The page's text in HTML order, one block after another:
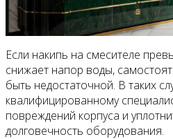
Если накипь на смесителе
снижает напор воды,
быть недостаточной. В таких
квалифицированному
повреждений корпуса и
долговечность оборудования.